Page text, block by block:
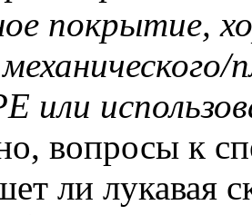
покрытие,
или
вопросы к
ли лукавая